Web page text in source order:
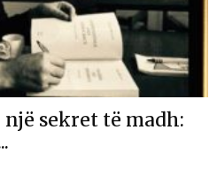
sekret të madh: